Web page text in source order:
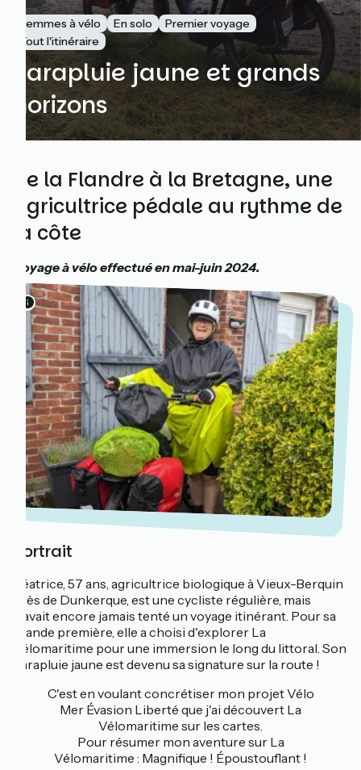
Femmes à vélo En solo
Premier voyage
Tout l'itinéraire
Parapluie jaune et grands
horizons
De la Flandre à la Bretagne, une
agricultrice pédale au rythme de
la côte
Voyage à vélo effectué en mai-juin 2024.
Portrait
Béatrice, 57 ans, agricultrice biologique à Vieux-Berquin
près de Dunkerque, est une cycliste régulière, mais
n'avait encore jamais tenté un voyage itinérant. Pour sa
grande première, elle a choisi d'explorer La
Vélomaritime pour une immersion le long du littoral. Son
parapluie jaune est devenu sa signature sur la route !
C'est en voulant concrétiser mon projet Vélo
Mer Évasion Liberté que j'ai découvert La
Vélomaritime sur les cartes.
Pour résumer mon aventure sur La
Vélomaritime : Magnifique ! Époustouflant !